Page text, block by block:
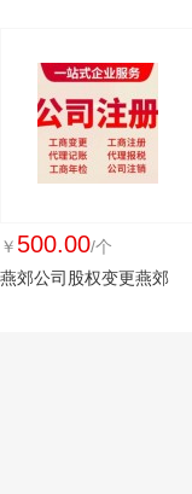
￥ 500.00/个
燕郊公司股权变更燕郊